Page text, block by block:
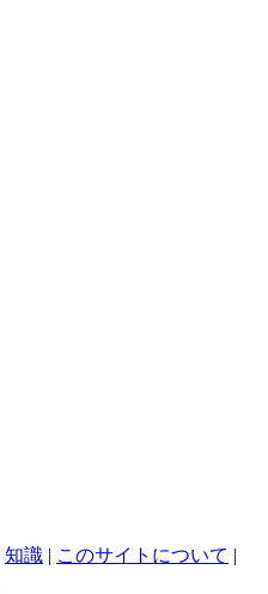
知識 | このサイトについて |